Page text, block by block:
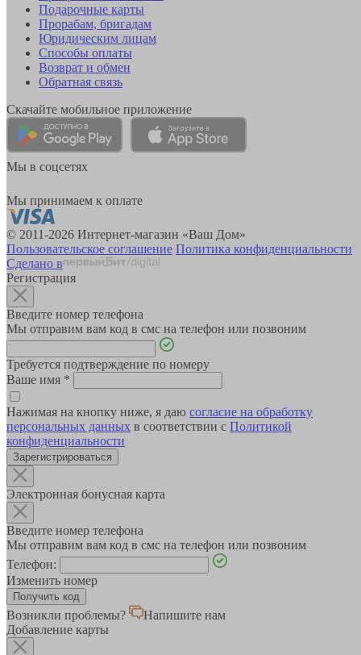
Подарочные карты
Прорабам, бригадам
Юридическим лицам
Способы оплаты
Возврат и обмен
Обратная связь
Скачайте мобильное приложение
Мы в соцсетях
Мы принимаем к оплате
© 2011-2026 Интернет-магазин «Ваш Дом»
Пользовательское соглашение Политика конфиденциальности
Сделано в
Регистрация
Введите номер телефона
Мы отправим вам код в смс на телефон или позвоним
Требуется подтверждение по номеру
Ваше имя *
Нажимая на кнопку ниже, я даю согласие на обработку
персональных данных в соответствии с Политикой
конфиденциальности
Зарегистрироваться
Электронная бонусная карта
Введите номер телефона
Мы отправим вам код в смс на телефон или позвоним
Телефон:
Изменить номер
Возникли проблемы?
Напишите нам
Добавление карты